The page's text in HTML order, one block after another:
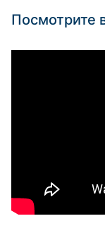
Посмотрите